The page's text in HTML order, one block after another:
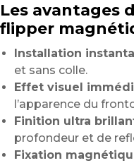
Les avantages
flipper
Installation
et sans colle.
Effet visuel
l’apparence du
Finition ultra
profondeur et de
Fixation